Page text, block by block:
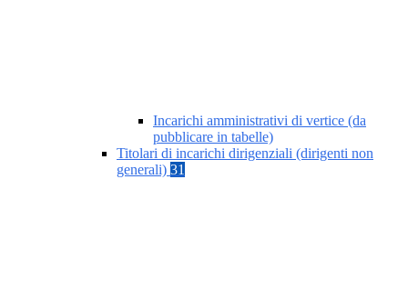
Incarichi amministrativi di vertice (da
pubblicare in tabelle)
Titolari di incarichi dirigenziali (dirigenti non
generali) 31